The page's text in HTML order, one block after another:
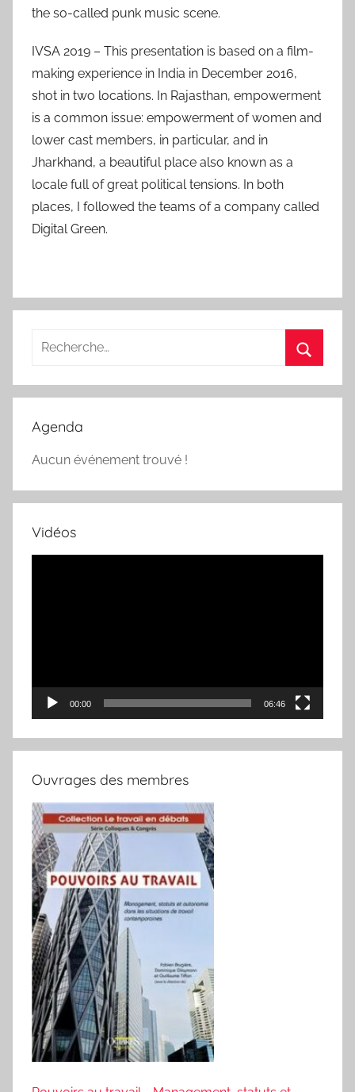
the so-called punk music scene.
IVSA 2019 – This presentation is based on a film-
making experience in India in December 2016,
shot in two locations. In Rajasthan, empowerment
is a common issue: empowerment of women and
lower cast members, in particular, and in
Jharkhand, a beautiful place also known as a
locale full of great political tensions. In both
places, I followed the teams of a company called
Digital Green.
Recherche
:
Agenda
Aucun événement trouvé !
Vidéos
00:00 06:46
Ouvrages des membres